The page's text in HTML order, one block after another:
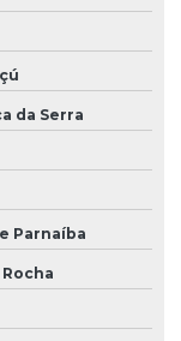
da Serra
Parnaíba